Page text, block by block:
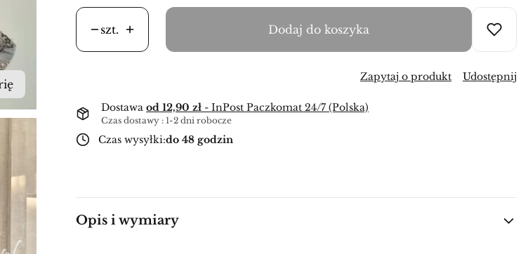
szt. Dodaj do koszyka
Zapytaj o produkt Udostępnij
Dostawa od 12,90 zł - InPost Paczkomat 24/7 (Polska)
Czas dostawy : 1-2 dni robocze
Czas wysyłki:do 48 godzin
Opis i wymiary